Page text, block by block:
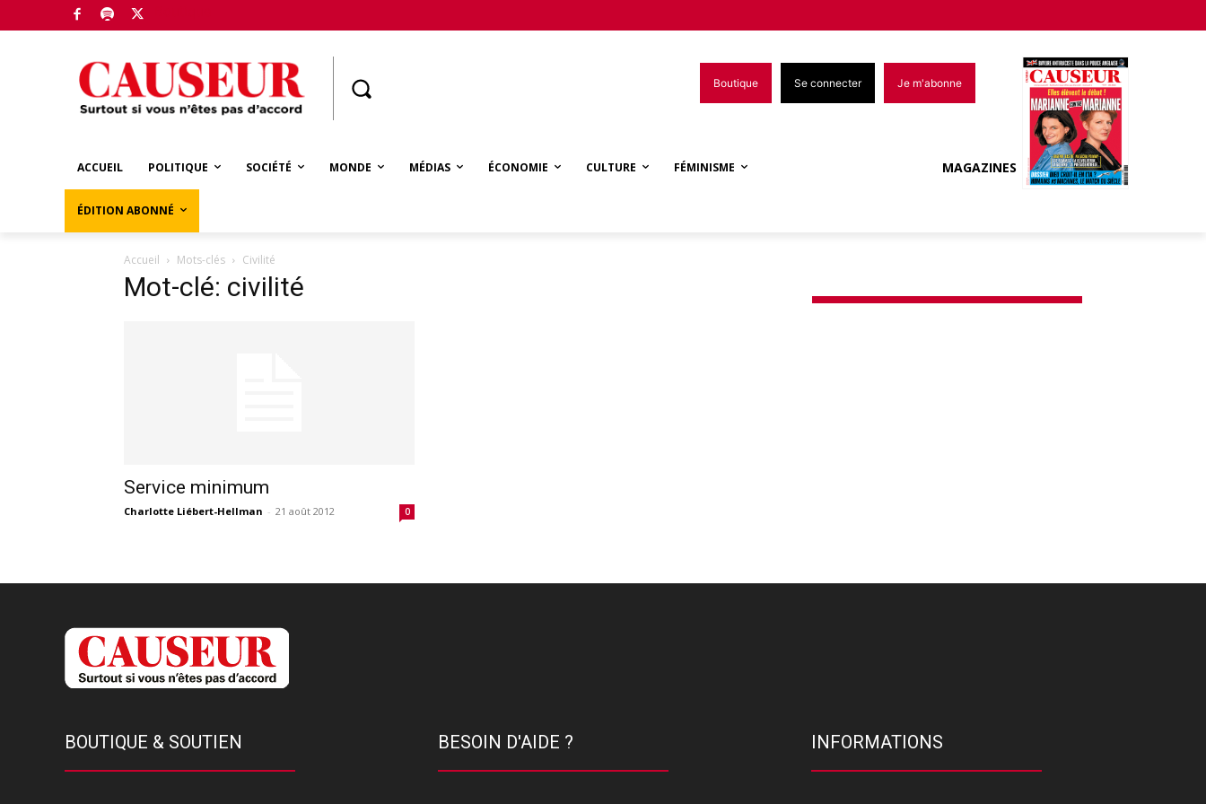
Boutique Se connecter Je m'abonne
ACCUEIL POLITIQUE SOCIÉTÉ MONDE MÉDIAS ÉCONOMIE CULTURE FÉMINISME
ÉDITION ABONNÉ
MAGAZINES
Accueil Mots-clés Civilité
Mot-clé: civilité
Service minimum
Charlotte Liébert-Hellman - 21 août 2012 0
BOUTIQUE & SOUTIEN BESOIN D'AIDE ? INFORMATIONS